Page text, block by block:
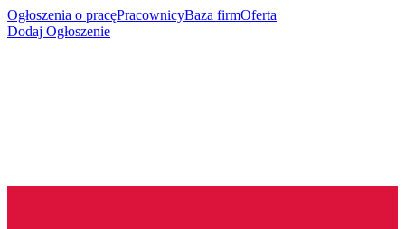
Ogłoszenia o pracęPracownicyBaza firmOferta
Dodaj Ogłoszenie